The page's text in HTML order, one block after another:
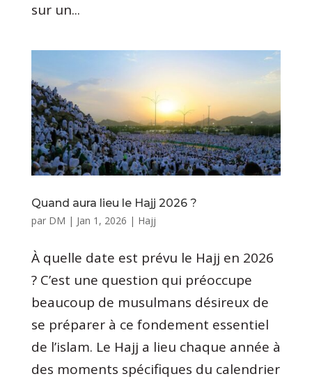
sur un...
Quand aura lieu le Hajj 2026 ?
par DM | Jan 1, 2026 | Hajj
À quelle date est prévu le Hajj en 2026
? C’est une question qui préoccupe
beaucoup de musulmans désireux de
se préparer à ce fondement essentiel
de l’islam. Le Hajj a lieu chaque année à
des moments spécifiques du calendrier